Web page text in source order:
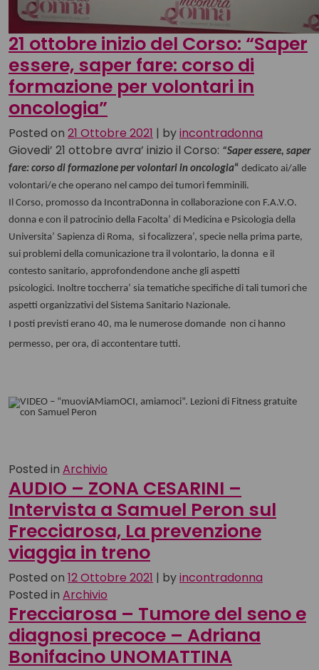
21 ottobre inizio del Corso: “Saper
essere, saper fare: corso di
formazione per volontari in
oncologia”
Posted on 21 Ottobre 2021 | byincontradonna
Giovedi’ 21 ottobre avra’ inizio il Corso: “Saper essere, saper
fare: corso di formazione per volontari in oncologia“ dedicato ai/alle
volontari/e che operano nel campo dei tumori femminili.
Il Corso, promosso da IncontraDonna in collaborazione con F.A.V.O.
donna e con il patrocinio della Facolta’ di Medicina e Psicologia della
Universita’ Sapienza di Roma, si focalizzera’, specie nella prima parte,
sui problemi della comunicazione tra il volontario, la donna e il
contesto sanitario, approfondendone anche gli aspetti
psicologici. Inoltre toccherra’ sia tematiche specifiche di tali tumori che
aspetti organizzativi del Sistema Sanitario Nazionale.
I posti previsti erano 40, ma le numerose domande non ci hanno
permesso, per ora, di accontentare tutti.
Posted in Archivio
AUDIO – ZONA CESARINI –
Intervista a Samuel Peron sul
Frecciarosa, La prevenzione
viaggia in treno
Posted on 12 Ottobre 2021 | byincontradonna
Posted in Archivio
Frecciarosa – Tumore del seno e
diagnosi precoce – Adriana
Bonifacino UNOMATTINA